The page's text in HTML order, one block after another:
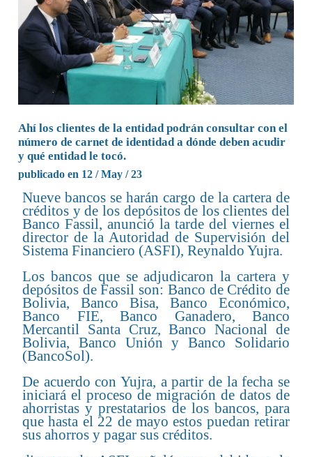
Ahí los clientes de la entidad podrán consultar con el
número de carnet de identidad a dónde deben acudir
y qué entidad le tocó.
publicado en 12 / May / 23
Nueve bancos se harán cargo de la cartera de
créditos y de los depósitos de los clientes del
Banco Fassil, anunció la tarde del viernes el
director de la Autoridad de Supervisión del
Sistema Financiero (ASFI), Reynaldo Yujra.
Los bancos que se adjudicaron la cartera y
depósitos de Fassil son: Banco de Crédito de
Bolivia, Banco Bisa, Banco Económico,
Banco FIE, Banco Ganadero, Banco
Mercantil Santa Cruz, Banco Nacional de
Bolivia, Banco Unión y Banco Solidario
(BancoSol).
De acuerdo con Yujra, a partir de la fecha se
iniciará el proceso de migración de datos de
ahorristas y prestatarios de los bancos, para
que hasta el 22 de mayo estos puedan retirar
sus ahorros y pagar sus créditos.